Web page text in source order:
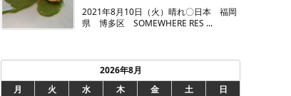
2021年8月10日（火）晴れ〇日本 福岡
県 博多区 SOMEWHERE RES ...
2026年8月
月
火 水 木 金 土 日